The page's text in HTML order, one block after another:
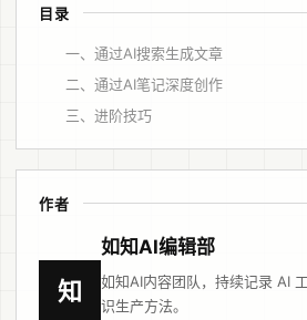
目录
一、通过AI搜索生成文章
二、通过AI笔记深度创作
三、进阶技巧
作者
知
如知AI编辑部
如知AI内容团队，持续记录 AI
识生产方法。